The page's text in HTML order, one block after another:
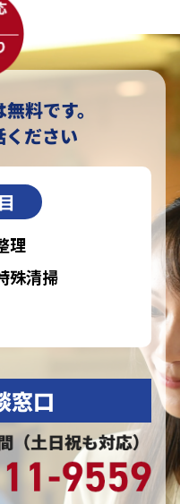
料です。
ださい
理
殊清掃
窓口